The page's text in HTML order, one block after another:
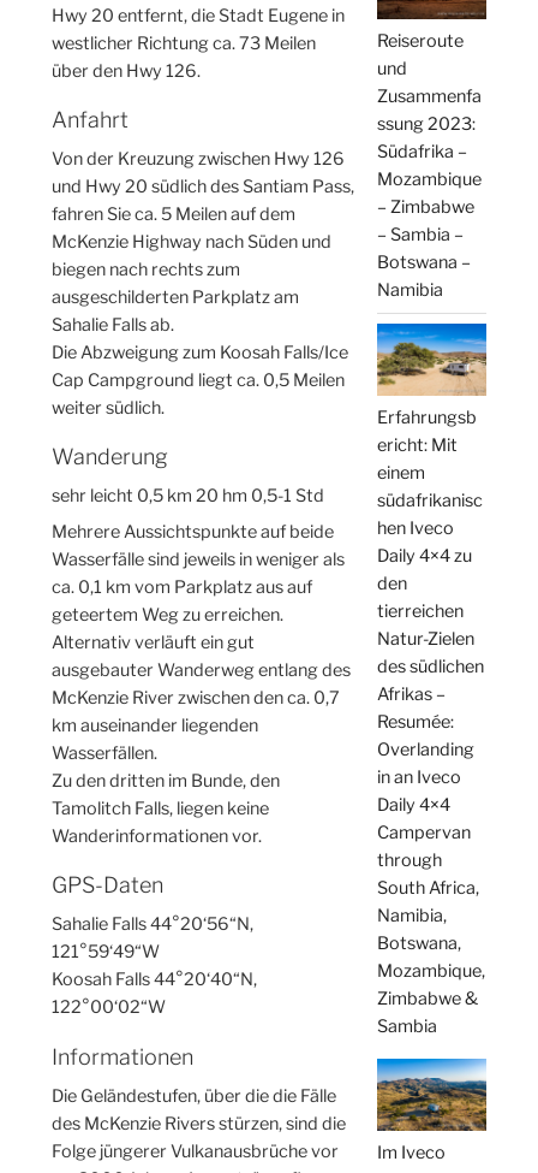
Hwy 20 entfernt, die Stadt Eugene in
westlicher Richtung ca. 73 Meilen
über den Hwy 126.
Anfahrt
Von der Kreuzung zwischen Hwy 126
und Hwy 20 südlich des Santiam Pass,
fahren Sie ca. 5 Meilen auf dem
McKenzie Highway nach Süden und
biegen nach rechts zum
ausgeschilderten Parkplatz am
Sahalie Falls ab.
Die Abzweigung zum Koosah Falls/Ice
Cap Campground liegt ca. 0,5 Meilen
weiter südlich.
Wanderung
sehr leicht 0,5 km 20 hm 0,5-1 Std
Mehrere Aussichtspunkte auf beide
Wasserfälle sind jeweils in weniger als
ca. 0,1 km vom Parkplatz aus auf
geteertem Weg zu erreichen.
Alternativ verläuft ein gut
ausgebauter Wanderweg entlang des
McKenzie River zwischen den ca. 0,7
km auseinander liegenden
Wasserfällen.
Zu den dritten im Bunde, den
Tamolitch Falls, liegen keine
Wanderinformationen vor.
GPS-Daten
Sahalie Falls 44°20‘56“N,
121°59‘49“W
Koosah Falls 44°20‘40“N,
122°00‘02“W
Informationen
Die Geländestufen, über die die Fälle
des McKenzie Rivers stürzen, sind die
Folge jüngerer Vulkanausbrüche vor
Reiseroute
und
Zusammenfa
ssung 2023:
Südafrika –
Mozambique
– Zimbabwe
– Sambia –
Botswana –
Namibia
Erfahrungsb
ericht: Mit
einem
südafrikanisc
hen Iveco
Daily 4×4 zu
den
tierreichen
Natur-Zielen
des südlichen
Afrikas –
Resumée:
Overlanding
in an Iveco
Daily 4×4
Campervan
through
South Africa,
Namibia,
Botswana,
Mozambique,
Zimbabwe &
Sambia
Im Iveco